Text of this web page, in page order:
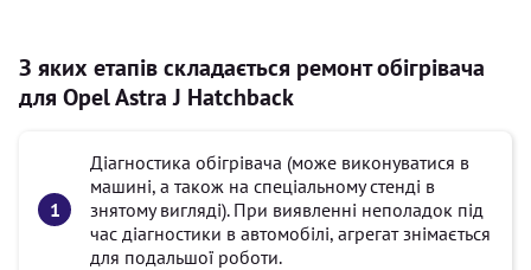
З яких етапів складається ремонт обігрівача
для Opel Astra J Hatchback
Діагностика обігрівача (може виконуватися в
машині, а також на спеціальному стенді в
знятому вигляді). При виявленні неполадок під
час діагностики в автомобілі, агрегат знімається
для подальшої роботи.